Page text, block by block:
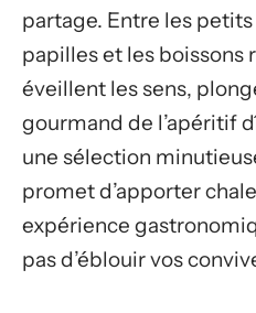
partage. Entre les
papilles et les boissons
éveillent les sens,
gourmand de l’apéritif
une sélection
promet d’apporter
expérience
pas d’éblouir vos